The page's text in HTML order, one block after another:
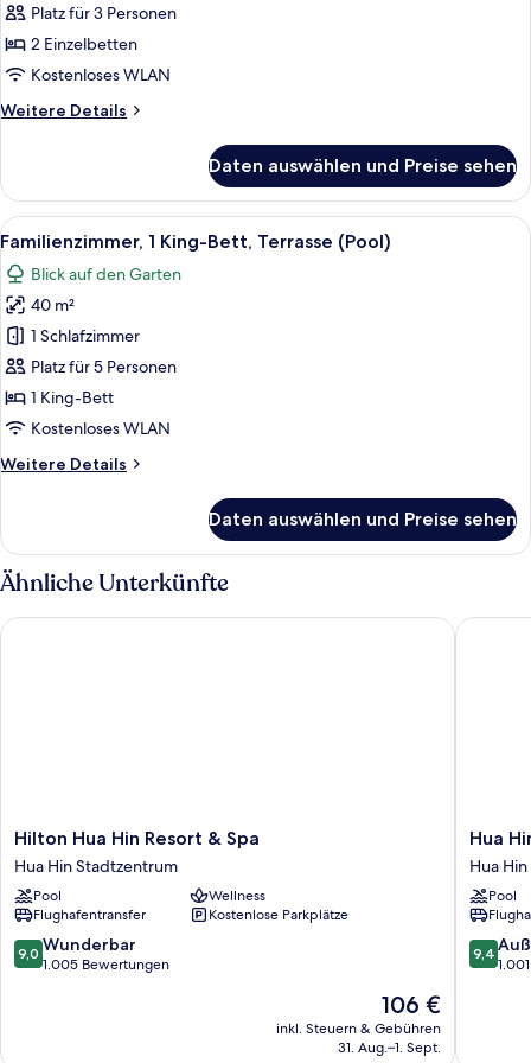
Bed)
1
Schlafzimmer,
eigener
(Twin)
Platz für 3 Personen
2 Einzelbetten
Kostenloses WLAN
Weitere Details
Weitere
1
Schlafzimmer,
eigener
(Twin)
Daten auswählen und Preise sehen
Alle
Fotos
für
Familienzimmer,
1 King-
Bett,
Terrasse
(Pool)
Ein modernes Badezimmer mit
7
Familienzimmer, 1 King-Bett, Terrasse (Pool)
Blick auf den Garten
40 m²
1 Schlafzimmer
Platz für 5 Personen
1 King-Bett
Kostenloses WLAN
Weitere Details
Weitere
1 King-
Bett,
Terrasse
Daten auswählen und Preise sehen
Ähnliche Unterkünfte
Hilton
Hua
Hin
Resort
&
Spa
Hua
Hilton Hua Hin Resort & Spa
Hua Hin Stadtzentrum
Pool
Wellness
Flughafentransfer
Kostenlose Parkplätze
9.0
von
9,0 Wunderbar
1.005 Bewertungen
Der
Preis
beträgt
106 €
inkl. Steuern & Gebühren
31. Aug.–1. Sept.
Hilton Hua Hin Resort & Spa
Hua
Hin
Marriott
Resort
&
Spa
Hua
Hua
Hua Hin
Pool
9.4
von
9,4
Hua Hin